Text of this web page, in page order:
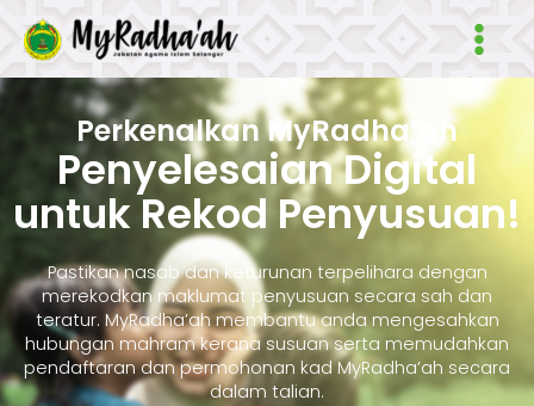
Main
Perkenalkan MyRadha’ah
Penyelesaian Digital
untuk Rekod Penyusuan!
Pastikan nasab dan keturunan terpelihara dengan
merekodkan maklumat penyusuan secara sah dan
teratur. MyRadha’ah membantu anda mengesahkan
hubungan mahram kerana susuan serta memudahkan
pendaftaran dan permohonan kad MyRadha’ah secara
dalam talian.